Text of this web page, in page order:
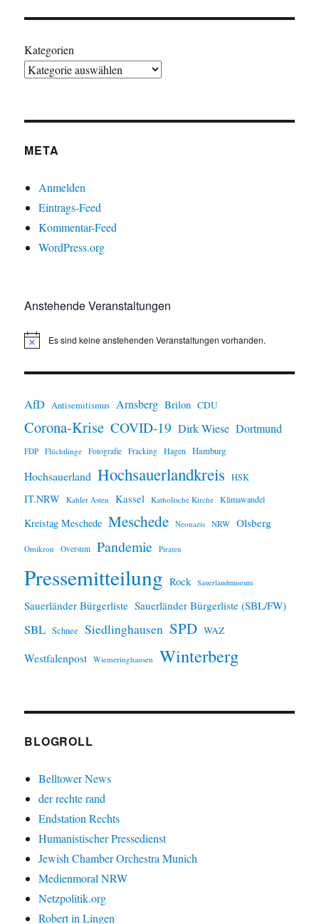
Kategorien
META
Anmelden
Eintrags-Feed
Kommentar-Feed
WordPress.org
Anstehende Veranstaltungen
H
w
s
Es sind keine anstehenden Veranstaltungen vorhanden.
AfD Antisemitismus Arnsberg Brilon CDU
Corona-Krise COVID-19 Dirk Wiese Dortmund
FDP Flüchtlinge Fotografie Fracking Hagen Hamburg
Hochsauerland Hochsauerlandkreis HSK
IT.NRW Kahler Asten Kassel Katholische Kirche Klimawandel
Kreistag Meschede Meschede Neonazis NRW Olsberg
Omikron Oversum Pandemie Piraten
Pressemitteilung Rock Sauerlandmuseum
Sauerländer Bürgerliste Sauerländer Bürgerliste (SBL/FW)
SBL Schnee Siedlinghausen SPD WAZ
Westfalenpost Wiemeringhausen Winterberg
BLOGROLL
Belltower News
der rechte rand
Endstation Rechts
Humanistischer Pressedienst
Jewish Chamber Orchestra Munich
Medienmoral NRW
Netzpolitik.org
Robert in Lingen